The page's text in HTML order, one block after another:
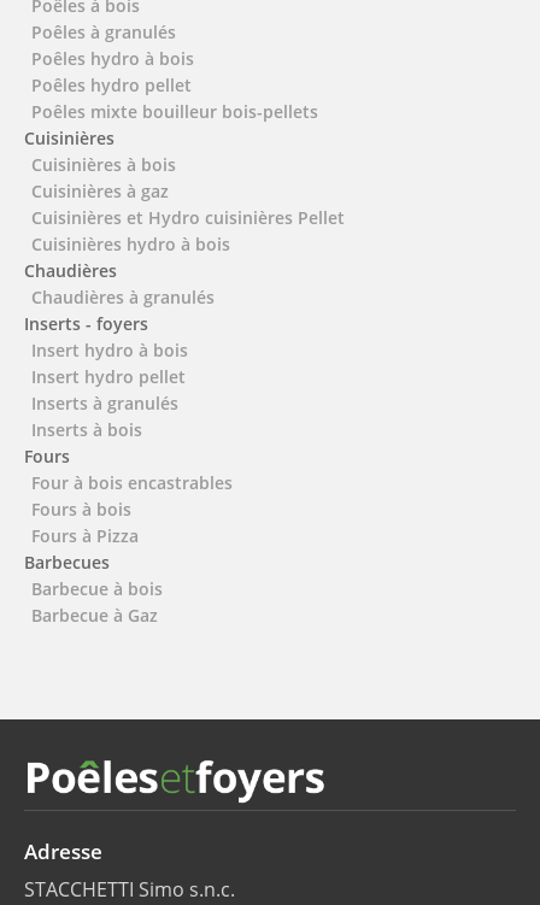
Poêles à bois
Poêles à granulés
Poêles hydro à bois
Poêles hydro pellet
Poêles mixte bouilleur bois-pellets
Cuisinières
Cuisinières à bois
Cuisinières à gaz
Cuisinières et Hydro cuisinières Pellet
Cuisinières hydro à bois
Chaudières
Chaudières à granulés
Inserts - foyers
Insert hydro à bois
Insert hydro pellet
Inserts à granulés
Inserts à bois
Fours
Four à bois encastrables
Fours à bois
Fours à Pizza
Barbecues
Barbecue à bois
Barbecue à Gaz
Adresse
STACCHETTI Simo s.n.c.